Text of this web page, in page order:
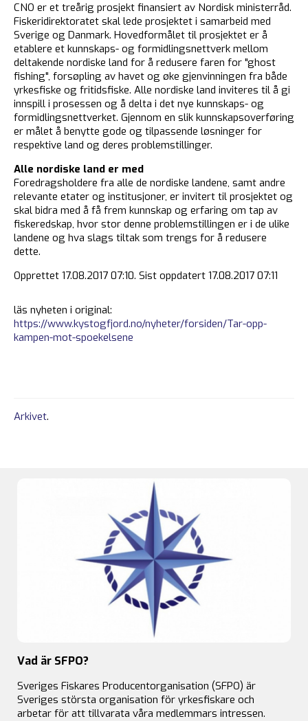
CNO er et treårig prosjekt finansiert av Nordisk ministerråd.
Fiskeridirektoratet skal lede prosjektet i samarbeid med
Sverige og Danmark. Hovedformålet til prosjektet er å
etablere et kunnskaps- og formidlingsnettverk mellom
deltakende nordiske land for å redusere faren for "ghost
fishing", forsøpling av havet og øke gjenvinningen fra både
yrkesfiske og fritidsfiske. Alle nordiske land inviteres til å gi
innspill i prosessen og å delta i det nye kunnskaps- og
formidlingsnettverket. Gjennom en slik kunnskapsoverføring
er målet å benytte gode og tilpassende løsninger for
respektive land og deres problemstillinger.
Alle nordiske land er med
Foredragsholdere fra alle de nordiske landene, samt andre
relevante etater og institusjoner, er invitert til prosjektet og
skal bidra med å få frem kunnskap og erfaring om tap av
fiskeredskap, hvor stor denne problemstillingen er i de ulike
landene og hva slags tiltak som trengs for å redusere
dette.
Opprettet 17.08.2017 07:10. Sist oppdatert 17.08.2017 07:11
läs nyheten i original:
https://www.kystogfjord.no/nyheter/forsiden/Tar-opp-
kampen-mot-spoekelsene
Arkivet.
Vad är SFPO?
Sveriges Fiskares Producentorganisation (SFPO) är
Sveriges största organisation för yrkesfiskare och
arbetar för att tillvarata våra medlemmars intressen.